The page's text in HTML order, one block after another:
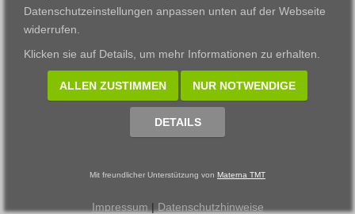
© 2002 - 2026 Materna TMT GmbH, powered by CARUSO
Datenschutzeinstellungen anpassen unten auf der Webseite
widerrufen.
Klicken sie auf Details, um mehr Informationen zu erhalten.
ALLEN ZUSTIMMEN NUR NOTWENDIGE
DETAILS
Mit freundlicher Unterstützung von Materna TMT
Impressum | Datenschutzhinweise